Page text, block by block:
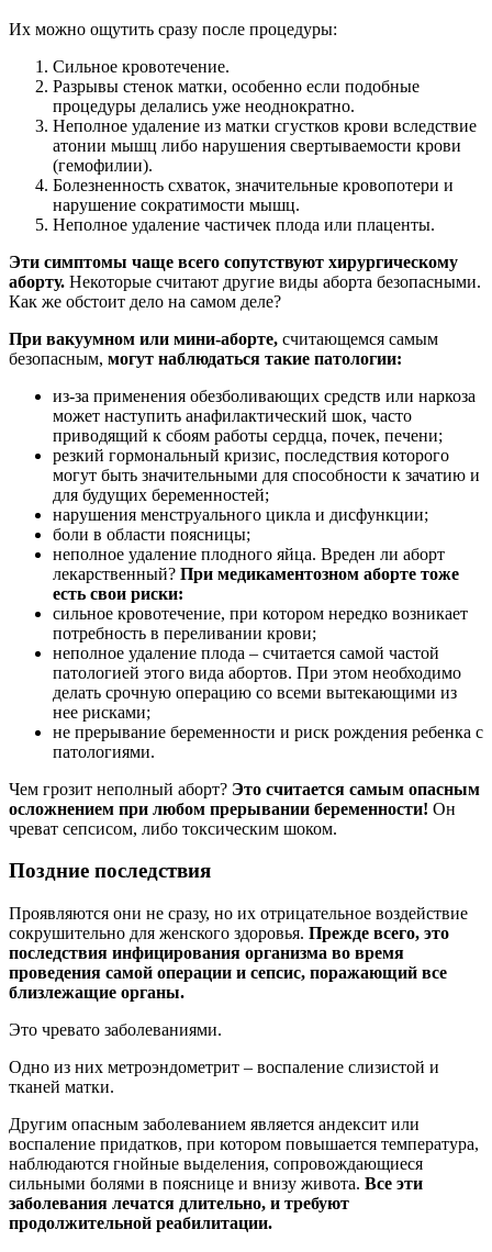
Их можно ощутить сразу после процедуры:
Сильное кровотечение.
Разрывы стенок матки, особенно если подобные
процедуры делались уже неоднократно.
Неполное удаление из матки сгустков крови вследствие
атонии мышц либо нарушения свертываемости крови
(гемофилии).
Болезненность схваток, значительные кровопотери и
нарушение сократимости мышц.
Неполное удаление частичек плода или плаценты.
Эти симптомы чаще всего сопутствуют хирургическому
aбopту. Некоторые считают другие виды aбopта безопасными.
Как же обстоит дело на самом деле?
При вакуумном или мини-aбopте, считающемся самым
безопасным, могут наблюдаться такие патологии:
из-за применения обезболивающих средств или наркоза
может наступить анафилактический шок, часто
приводящий к сбоям работы сердца, почек, печени;
резкий гормональный кризис, последствия которого
могут быть значительными для способности к зачатию и
для будущих беременностей;
нарушения мeнcтpуального цикла и дисфункции;
боли в области поясницы;
неполное удаление плодного яйца. Вреден ли aбopт
лекарственный? При медикаментозном aбopте тоже
есть свои риски:
сильное кровотечение, при котором нередко возникает
потребность в переливании крови;
неполное удаление плода – считается самой частой
патологией этого вида aбopтов. При этом необходимо
делать срочную операцию со всеми вытекающими из
нее рисками;
не прерывание беременности и риск рождения ребенка с
патологиями.
Чем грозит неполный aбopт? Это считается самым опасным
осложнением при любом прерывании беременности! Он
чреват сепсисом, либо токсическим шоком.
Поздние последствия
Проявляются они не сразу, но их отрицательное воздействие
сокрушительно для женского здоровья. Прежде всего, это
последствия инфицирования организма во время
проведения самой операции и сепсис, поражающий все
близлежащие органы.
Это чревато заболеваниями.
Одно из них метроэндометрит – воспаление слизистой и
тканей матки.
Другим опасным заболеванием является андексит или
воспаление придатков, при котором повышается температура,
наблюдаются гнойные выделения, сопровождающиеся
сильными болями в пояснице и внизу живота. Все эти
заболевания лечатся длительно, и требуют
продолжительной реабилитации.